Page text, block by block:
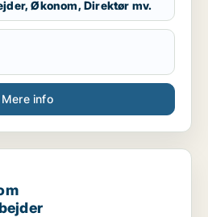
Økonom, Direktør mv.
Mere info